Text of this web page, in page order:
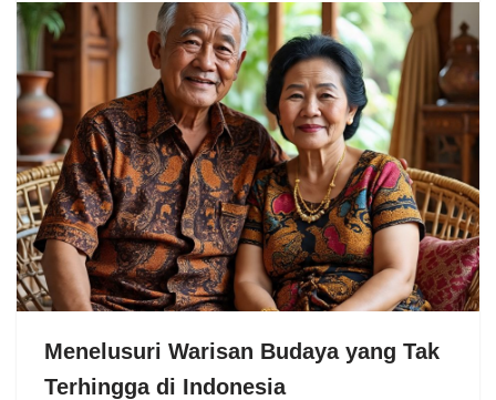
Menelusuri Warisan Budaya yang Tak
Terhingga di Indonesia